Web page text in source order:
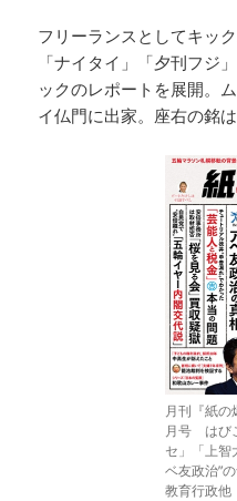
フリーランスとしてキッ
「ナイタイ」「夕刊フジ
ックのレポートを展開。
イ仏門に出家。座右の銘
月刊『紙の
月号 はび
セ」「上
ベ友政治”
教育行政他